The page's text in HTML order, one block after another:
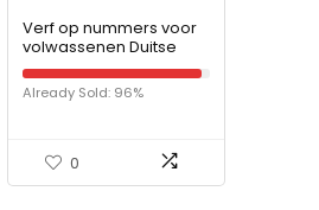
Verf op nummers voor
volwassenen Duitse
herdershond, digitale
olie-canvas,
schilderijkits voor
Already Sold: 96%
0